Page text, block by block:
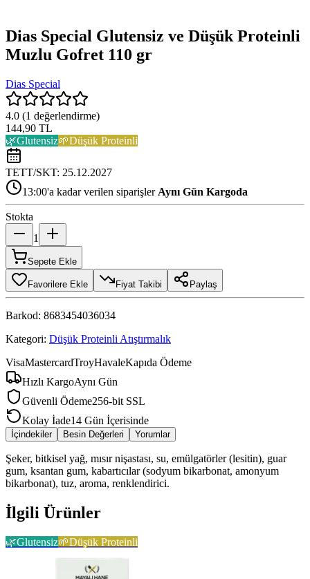
Dias Special Glutensiz ve Düşük Proteinli
Muzlu Gofret 110 gr
Dias Special
4.0 (1 değerlendirme)
144,90 TL
🌿Glutensiz🌱Düşük Proteinli
TETT/SKT: 25.12.2027
13:00'a kadar verilen siparişler Aynı Gün Kargoda
Stokta
1
Sepete Ekle
Favorilere Ekle Fiyat Takibi Paylaş
Barkod: 8683454036034
Kategori: Düşük Proteinli Atıştırmalık
VisaMastercardTroyHavaleKapıda Ödeme
Hızlı KargoAynı Gün
Güvenli Ödeme256-bit SSL
Kolay İade14 Gün İçerisinde
İçindekiler Besin Değerleri Yorumlar
Şeker, bitkisel yağ, mısır nişastası, su, emülgatörler (lesitin), guar
gum, ksantan gum, kabartıcılar (sodyum bikarbonat, amonyum
bikarbonat), tuz, aroma, renklendirici.
İlgili Ürünler
🌿Glutensiz🌱Düşük Proteinli